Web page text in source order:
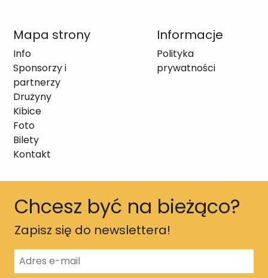
Mapa strony
Info
Sponsorzy i
partnerzy
Drużyny
Kibice
Foto
Bilety
Kontakt
Informacje
Polityka
prywatności
Chcesz być na bieżąco?
Zapisz się do newslettera!